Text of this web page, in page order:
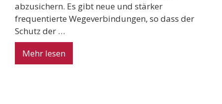
abzusichern. Es gibt neue und stärker
frequentierte Wegeverbindungen, so dass der
Schutz der …
Mehr lesen